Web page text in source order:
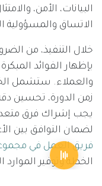
البيانات، الأمن،
الاتساق والمسؤولية
خلال التنفيذ، من
بإظهار الفوائد
والعملاء. ستشمل
زمن الدورة، تحسين
يجب إشراك فرق
لضمان التوافق بين
فريق العمل في
الخطة وتوفير الموارد